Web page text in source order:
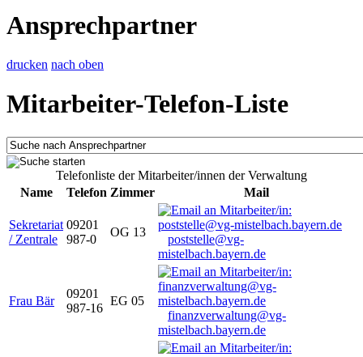
Ansprechpartner
drucken nach oben
Mitarbeiter-Telefon-Liste
Telefonliste der Mitarbeiter/innen der Verwaltung
Name
Telefon Zimmer Mail
Sekretariat
/ Zentrale
09201
987-0
OG 13
poststelle@vg-
mistelbach.bayern.de
Frau Bär
09201
987-16
EG 05
finanzverwaltung@vg-
mistelbach.bayern.de